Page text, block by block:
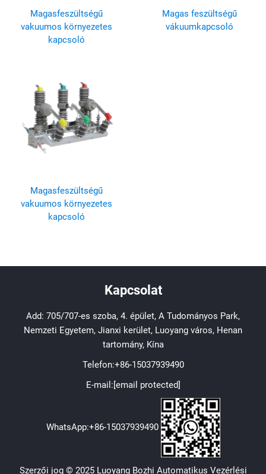
Magasfeszültségű
vakuumos környezetes
kapcsoló
Magas feszültségű
vákuumkapcsoló
Magasfeszültségű
vakuumos környezetes
kapcsoló
Kapcsolat
Add: 705/707-es szoba, 4. épület, A Tudományos Park,
Nemzeti Egyetem, Jianxi kerület, Luoyang város, Henan
tartomány, Kína
Telefon:+86-15037939490
E-mail:[email protected]
WhatsApp:+86-15037939490
Szerzői jog © 2025 Luoyang Bozhi Automatikus Vezérlési